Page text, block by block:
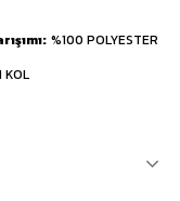
%100 POLYESTER
KOL